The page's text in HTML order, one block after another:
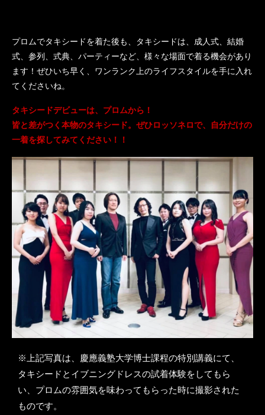
プロムでタキシードを着た後も、タキシードは、成人式、結婚
式、参列、式典、パーティーなど、様々な場面で着る機会があり
ます！ぜひいち早く、ワンランク上のライフスタイルを手に入れ
てくださいね。
タキシードデビューは、プロムから！
皆と差がつく本物のタキシード。ぜひロッソネロで、自分だけの
一着を探してみてください！！
※上記写真は、慶應義塾大学博士課程の特別講義にて、
タキシードとイブニングドレスの試着体験をしてもら
い、プロムの雰囲気を味わってもらった時に撮影された
ものです。